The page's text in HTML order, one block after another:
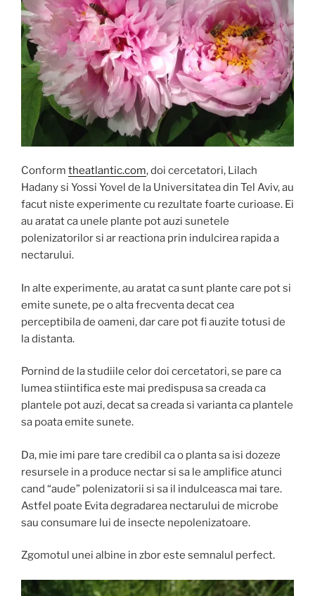
Conform theatlantic.com, doi cercetatori, Lilach
Hadany si Yossi Yovel de la Universitatea din Tel Aviv, au
facut niste experimente cu rezultate foarte curioase. Ei
au aratat ca unele plante pot auzi sunetele
polenizatorilor si ar reactiona prin indulcirea rapida a
nectarului.
In alte experimente, au aratat ca sunt plante care pot si
emite sunete, pe o alta frecventa decat cea
perceptibila de oameni, dar care pot fi auzite totusi de
la distanta.
Pornind de la studiile celor doi cercetatori, se pare ca
lumea stiintifica este mai predispusa sa creada ca
plantele pot auzi, decat sa creada si varianta ca plantele
sa poata emite sunete.
Da, mie imi pare tare credibil ca o planta sa isi dozeze
resursele in a produce nectar si sa le amplifice atunci
cand “aude” polenizatorii si sa il indulceasca mai tare.
Astfel poate Evita degradarea nectarului de microbe
sau consumare lui de insecte nepolenizatoare.
Zgomotul unei albine in zbor este semnalul perfect.